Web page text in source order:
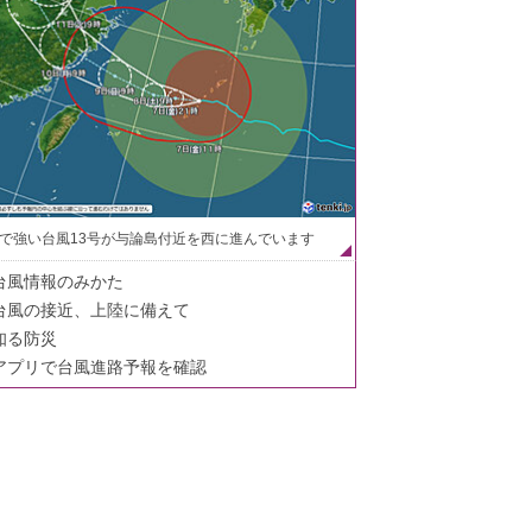
強い台風13号が与論島付近を西に進んでいます
風情報のみかた
風の接近、上陸に備えて
る防災
プリで台風進路予報を確認